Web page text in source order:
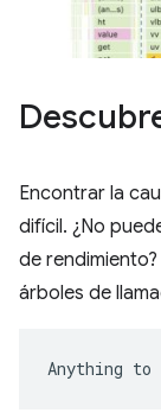
Encontrar la
difícil. ¿No
de
árboles de
Anything